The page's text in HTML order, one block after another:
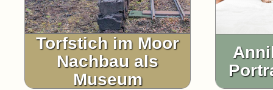
Torfstich im Moor
Nachbau als
Museum